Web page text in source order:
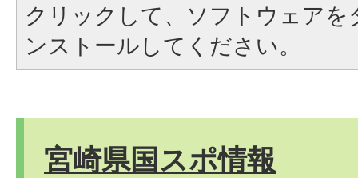
クリックして、ソフトウェア
ンストールしてください。
宮崎県国スポ情報